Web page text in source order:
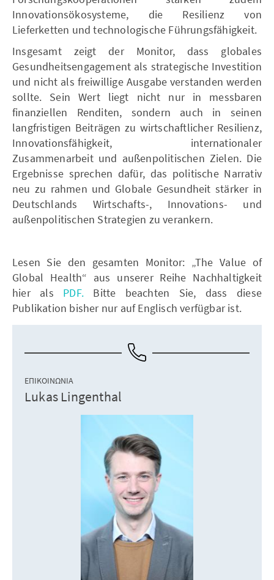
Innovationsökosysteme, die Resilienz von
Lieferketten und technologische Führungsfähigkeit.
Insgesamt zeigt der Monitor, dass globales
Gesundheitsengagement als strategische Investition
und nicht als freiwillige Ausgabe verstanden werden
sollte. Sein Wert liegt nicht nur in messbaren
finanziellen Renditen, sondern auch in seinen
langfristigen Beiträgen zu wirtschaftlicher Resilienz,
Innovationsfähigkeit, internationaler
Zusammenarbeit und außenpolitischen Zielen. Die
Ergebnisse sprechen dafür, das politische Narrativ
neu zu rahmen und Globale Gesundheit stärker in
Deutschlands Wirtschafts-, Innovations- und
außenpolitischen Strategien zu verankern.
Lesen Sie den gesamten Monitor: „The Value of
Global Health“ aus unserer Reihe Nachhaltigkeit
hier als PDF.Bitte beachten Sie, dass diese
Publikation bisher nur auf Englisch verfügbar ist.
ΕΠΙΚΟΙΝΩΝΊΑ
Lukas Lingenthal